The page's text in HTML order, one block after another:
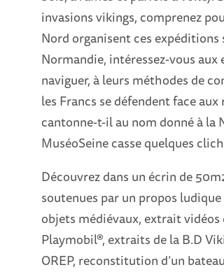
invasions vikings, comprenez
Nord organisent ces
Normandie, intéressez-vous
naviguer, à leurs méthodes de
les Francs se défendent face
cantonne-t-il au nom donné à la
MuséoSeine casse quelques
Découvrez dans un écrin de
soutenues par un propos
objets médiévaux, extrait vidéos
Playmobil®, extraits de la B.D
OREP, reconstitution d’un